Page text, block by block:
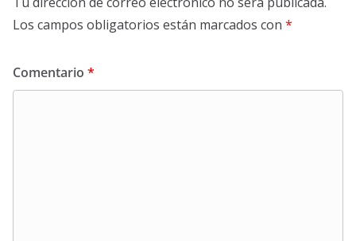
Los campos obligatorios están marcados con *
Comentario *